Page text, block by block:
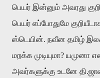
பெயர் இன்னும் அவரது
பெயர் எப்போதுமே
ஸ்டெயின். நவீன தமிழ்
மறக்க முடியுமா? யமுனா
அவர்களுக்கு உடனே